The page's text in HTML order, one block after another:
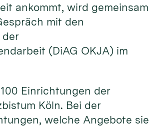
ankommt, wird gemeinsam
mit den
der
(DiAG OKJA) im
Einrichtungen der
Köln. Bei der
welche Angebote sie